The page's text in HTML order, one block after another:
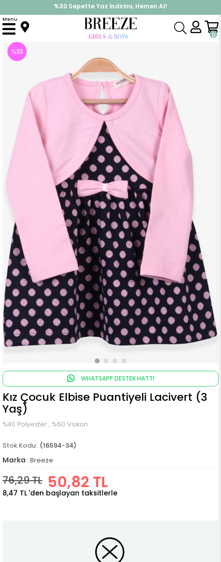
%30 Sepette Yaz İndirimi, Hemen Al!
İndirimlere ek %10 İndirimi Kap, Hemen Üye Ol!
0
Menu
Anasayfa Elbise Modelleri Uzun Kol Elbise
%33
WHATSAPP DESTEK HATTI
Kız Çocuk Elbise Puantiyeli Lacivert (3
Yaş)
%40 Polyester , %60 Viskon
(16594-34)
Marka : Breeze
76,29 TL 50,82 TL
8,47 TL 'den başlayan taksitlerle